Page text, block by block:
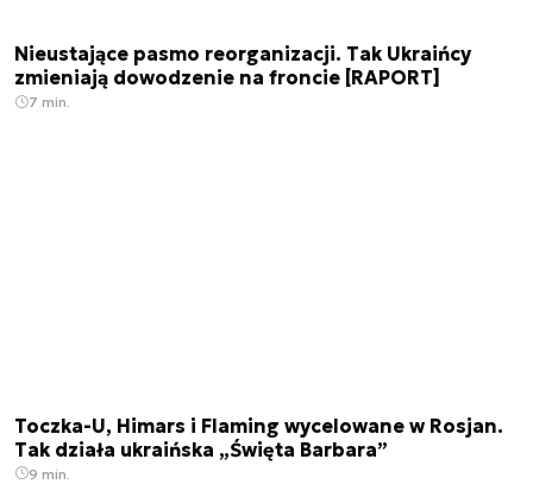
Nieustające pasmo reorganizacji. Tak Ukraińcy
zmieniają dowodzenie na froncie [RAPORT]
7 min.
Toczka-U, Himars i Flaming wycelowane w Rosjan.
Tak działa ukraińska „Święta Barbara”
9 min.